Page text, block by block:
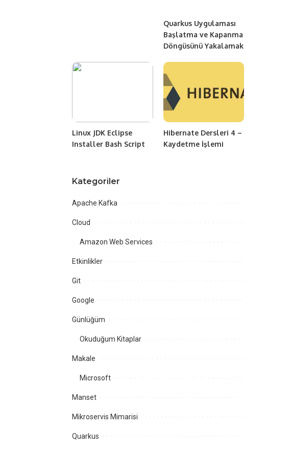
Quarkus Uygulaması
Başlatma ve Kapanma
Döngüsünü Yakalamak
Linux JDK Eclipse
Installer Bash Script
Hibernate Dersleri 4 –
Kaydetme İşlemi
Kategoriler
Apache Kafka
Cloud
Amazon Web Services
Etkinlikler
Git
Google
Günlüğüm
Okuduğum Kitaplar
Makale
Microsoft
Manset
Mikroservis Mimarisi
Quarkus